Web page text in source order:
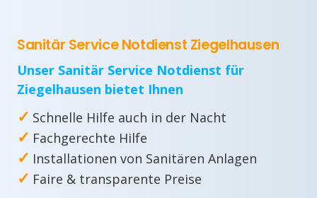
Sanitär Service Notdienst Ziegelhausen
Unser Sanitär Service Notdienst für
Ziegelhausen bietet Ihnen
✓ Schnelle Hilfe auch in der Nacht
✓ Fachgerechte Hilfe
✓ Installationen von Sanitären Anlagen
✓ Faire & transparente Preise